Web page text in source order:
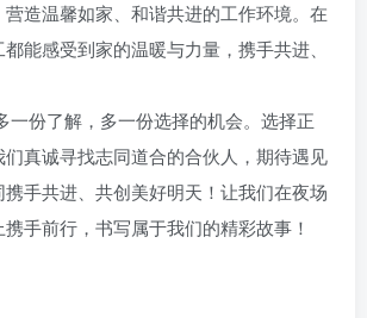
造温馨如家、和谐共进的工作环境。在
能感受到家的温暖与力量，携手共进、
一份了解，多一份选择的机会。选择正
真诚寻找志同道合的合伙人，期待遇见
手共进、共创美好明天！让我们在夜场
手前行，书写属于我们的精彩故事！